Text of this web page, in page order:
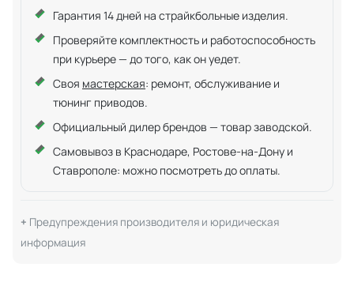
Гарантия 14 дней на страйкбольные изделия.
Проверяйте комплектность и работоспособность
при курьере — до того, как он уедет.
Своя мастерская: ремонт, обслуживание и
тюнинг приводов.
Официальный дилер брендов — товар заводской.
Самовывоз в Краснодаре, Ростове-на-Дону и
Ставрополе: можно посмотреть до оплаты.
Предупреждения производителя и юридическая
информация